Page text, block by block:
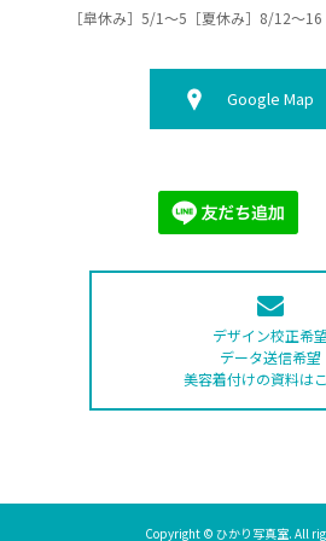
［皐休み］5/1～5［夏休み］8/12～
Google Map
デザイン校正希
データ送信希望
美容着付けの資料は
Copyright © ひかり写真室. All